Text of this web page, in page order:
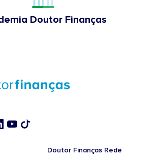
Doutor Finanças
Doutor Finanças Rede